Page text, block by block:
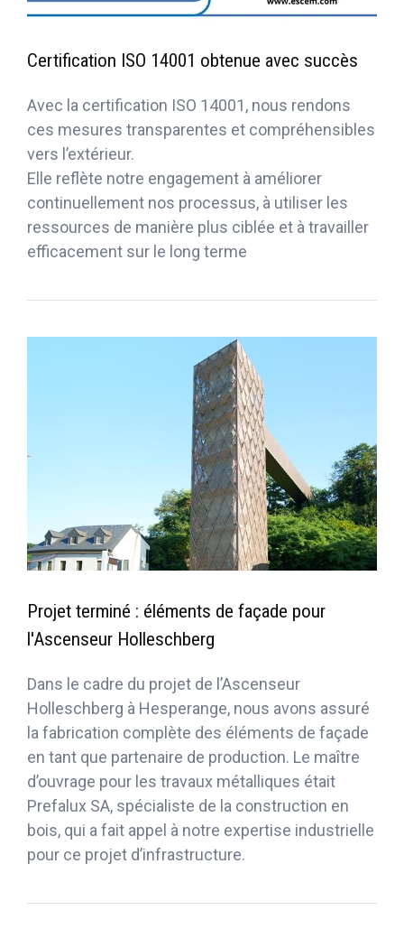
Certification ISO 14001 obtenue avec succès
Avec la certification ISO 14001, nous rendons
ces mesures transparentes et compréhensibles
vers l’extérieur.
Elle reflète notre engagement à améliorer
continuellement nos processus, à utiliser les
ressources de manière plus ciblée et à travailler
efficacement sur le long terme
Projet terminé : éléments de façade pour
l'Ascenseur Holleschberg
Dans le cadre du projet de l’Ascenseur
Holleschberg à Hesperange, nous avons assuré
la fabrication complète des éléments de façade
en tant que partenaire de production. Le maître
d’ouvrage pour les travaux métalliques était
Prefalux SA, spécialiste de la construction en
bois, qui a fait appel à notre expertise industrielle
pour ce projet d’infrastructure.